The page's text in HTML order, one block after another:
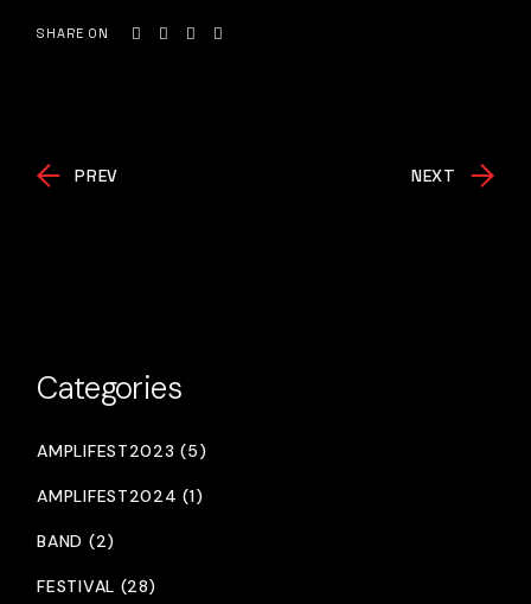
SHARE ON
PREV NEXT
Categories
AMPLIFEST2023 (5)
AMPLIFEST2024 (1)
BAND (2)
FESTIVAL (28)